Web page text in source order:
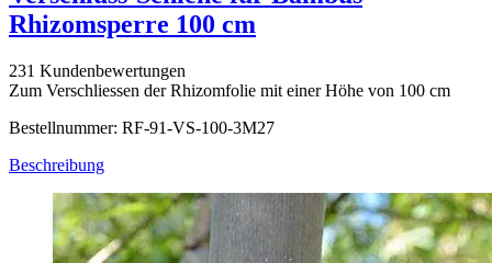
Rhizomsperre 100 cm
231 Kundenbewertungen
Zum Verschliessen der Rhizomfolie mit einer Höhe von 100 cm
Bestellnummer: RF-91-VS-100-3M27
Beschreibung